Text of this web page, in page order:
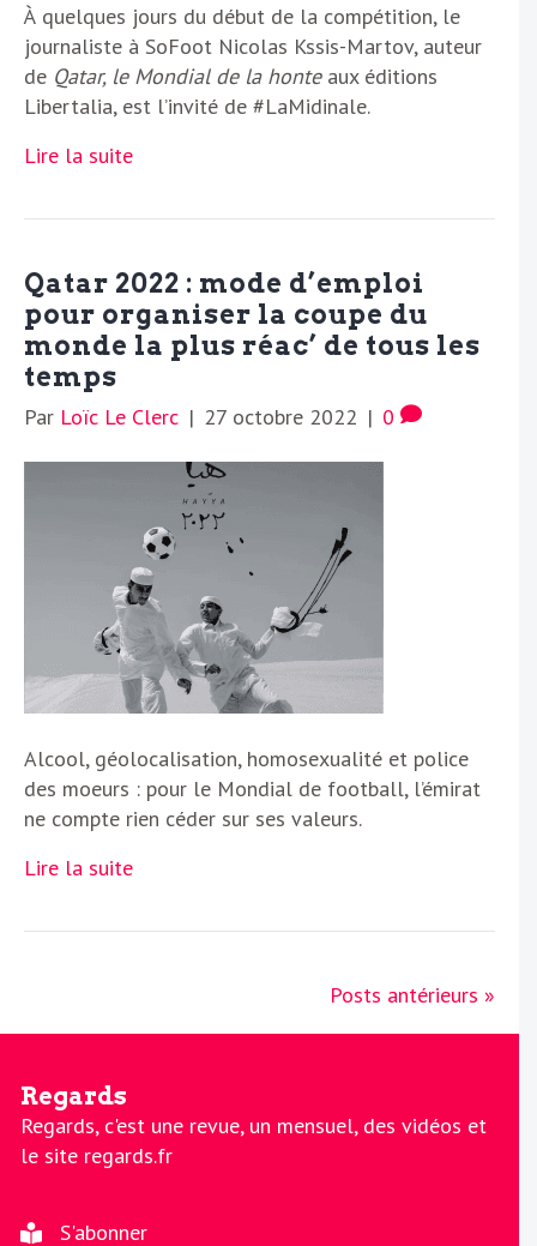
À quelques jours du début de la compétition, le
journaliste à SoFoot Nicolas Kssis-Martov, auteur
de Qatar, le Mondial de la honteaux éditions
Libertalia, est l’invité de #LaMidinale.
Lire la suite
Qatar 2022 : mode d’emploi
pour organiser la coupe du
monde la plus réac’ de tous les
temps
Par Loïc Le Clerc | 27 octobre 2022 | 0
Alcool, géolocalisation, homosexualité et police
des moeurs : pour le Mondial de football, l’émirat
ne compte rien céder sur ses valeurs.
Lire la suite
Posts antérieurs »
Regards
Regards, c'est une revue, un mensuel, des vidéos et
le site regards.fr
S'abonner